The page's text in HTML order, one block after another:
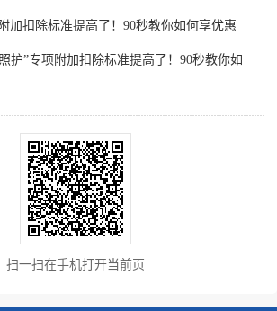
加扣除标准提高了！90秒教你如何享优惠
护”专项附加扣除标准提高了！90秒教你如
扫一扫在手机打开当前页